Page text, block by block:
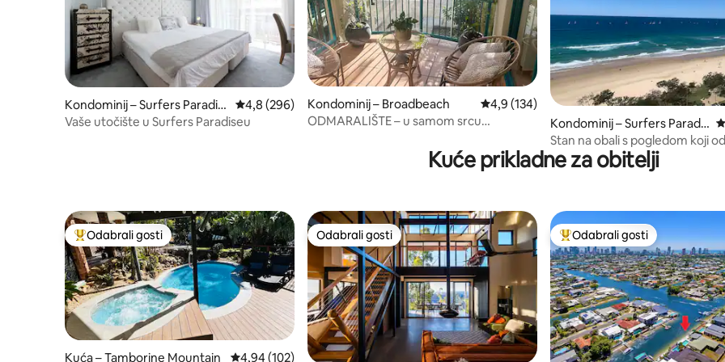
Kondominij – Surfers Paradis
e
Prosječna ocjena: 4,8/5, recenzija: 296
4,8 (296)
Vaše utočište u Surfers Paradiseu
Kondominij – Broadbeach Prosječna ocjena: 4,9/5, recenzija: 134
4,9 (134)
ODMARALIŠTE – u samom srcu
Kondominij – Surfers Paradis
e
Stan na obali s pogledom koji
dah
Kuće prikladne za obitelji
Među najviše rangiranima s oznakom „Odabrali gosti”
Odabrali gosti
Kuća – Tamborine Mountain Prosječna ocjena: 4,94/5, recenzija: 102
4,94 (102)
Odabrali gosti
Odabrali gosti Među najviše rangiranima s
Odabrali gosti